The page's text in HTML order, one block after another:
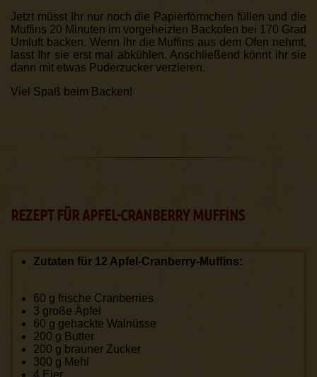
Jetzt müsst Ihr nur noch die Papierförmchen füllen und die
Muffins 20 Minuten im vorgeheizten Backofen bei 170 Grad
Umluft backen. Wenn Ihr die Muffins aus dem Ofen nehmt,
lasst Ihr sie erst mal abkühlen. Anschließend könnt ihr sie
dann mit etwas Puderzucker verzieren.
Viel Spaß beim Backen!
REZEPT FÜR APFEL-CRANBERRY MUFFINS
Zutaten für 12 Apfel-Cranberry-Muffins:
60 g frische Cranberries
3 große Äpfel
60 g gehackte Walnüsse
200 g Butter
200 g brauner Zucker
300 g Mehl